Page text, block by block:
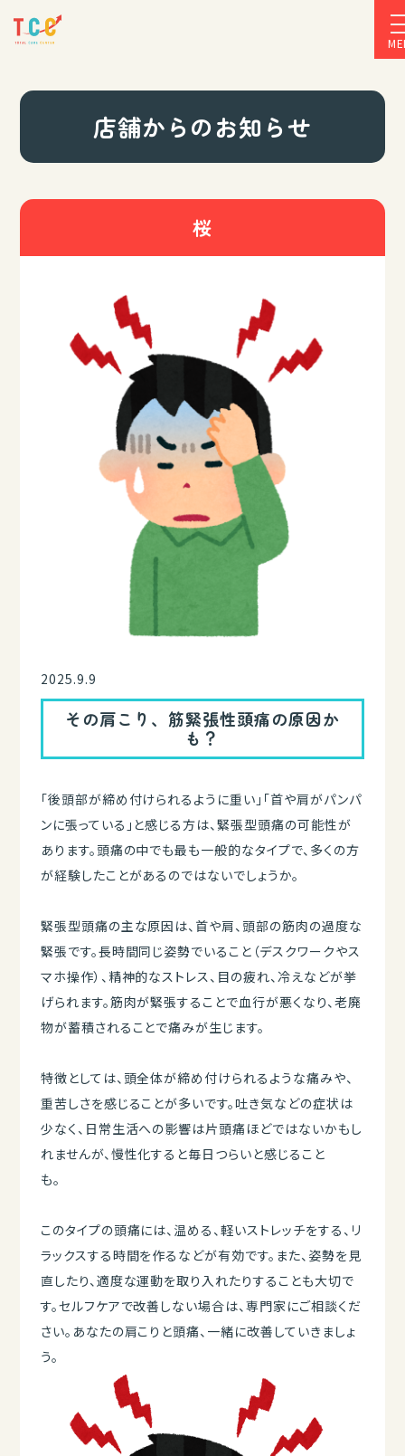
店舗からのお知らせ
桜
2025.9.9
その肩こり、筋緊張性頭痛の原因か
も？
「後頭部が締め付けられるように重い」「首や肩がパンパ
ンに張っている」と感じる方は、緊張型頭痛の可能性が
あります。頭痛の中でも最も一般的なタイプで、多くの方
が経験したことがあるのではないでしょうか。
緊張型頭痛の主な原因は、首や肩、頭部の筋肉の過度な
緊張です。長時間同じ姿勢でいること（デスクワークやス
マホ操作）、精神的なストレス、目の疲れ、冷えなどが挙
げられます。筋肉が緊張することで血行が悪くなり、老廃
物が蓄積されることで痛みが生じます。
特徴としては、頭全体が締め付けられるような痛みや、
重苦しさを感じることが多いです。吐き気などの症状は
少なく、日常生活への影響は片頭痛ほどではないかもし
れませんが、慢性化すると毎日つらいと感じること
も。
このタイプの頭痛には、温める、軽いストレッチをする、リ
ラックスする時間を作るなどが有効です。また、姿勢を見
直したり、適度な運動を取り入れたりすることも大切で
す。セルフケアで改善しない場合は、専門家にご相談くだ
さい。あなたの肩こりと頭痛、一緒に改善していきましょ
う。